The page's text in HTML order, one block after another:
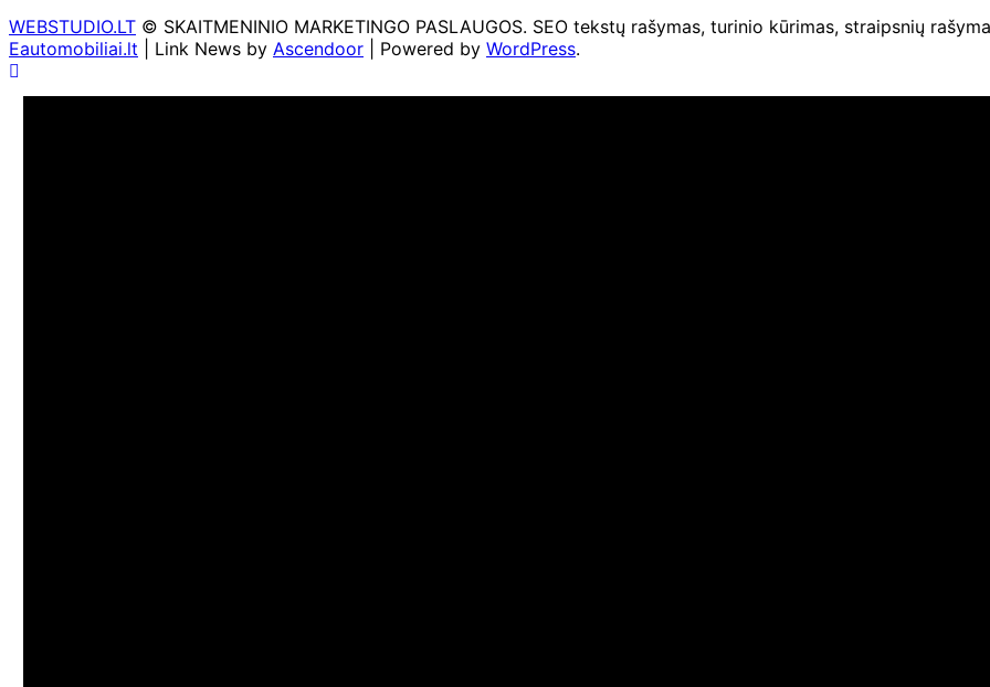
WEBSTUDIO.LT © SKAITMENINIO MARKETINGO PASLAUGOS. SEO tekstų rašymas, turinio kūrimas, straipsnių
Eautomobiliai.lt | Link News by Ascendoor | Powered by WordPress.